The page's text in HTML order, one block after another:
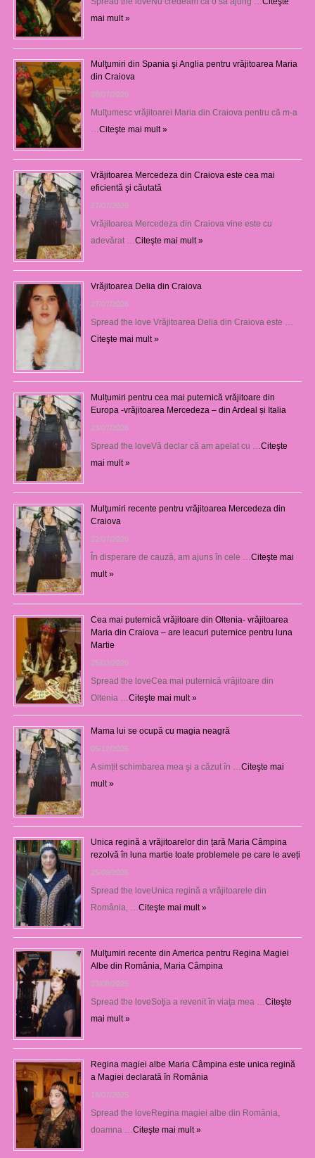
mai mult »
Mulţumiri din Spania şi Anglia pentru vrăjitoarea Maria
din Craiova
28/07/2026
Mulţumesc vrăjitoarei Maria din Craiova pentru că m-a
…Citeşte mai mult »
Vrăjitoarea Mercedeza din Craiova este cea mai
eficientă şi căutată
27/07/2026
Vrăjitoarea Mercedeza din Craiova vine este cu
adevărat …Citeşte mai mult »
Vrăjitoarea Delia din Craiova
27/07/2026
Spread the love Vrăjitoarea Delia din Craiova este …
Citeşte mai mult »
Mulțumiri pentru cea mai puternică vrăjitoare din
Europa -vrăjitoarea Mercedeza – din Ardeal și Italia
23/07/2026
Spread the loveVă declar că am apelat cu …Citeşte
mai mult »
Mulţumiri recente pentru vrăjitoarea Mercedeza din
Craiova
22/07/2026
În disperare de cauză, am ajuns în cele …Citeşte mai
mult »
Cea mai puternică vrăjitoare din Oltenia- vrăjitoarea
Maria din Craiova – are leacuri puternice pentru luna
Martie
25/03/2026
Spread the loveCea mai puternică vrăjitoare din
Oltenia …Citeşte mai mult »
Mama lui se ocupă cu magia neagră
05/12/2025
A simțit schimbarea mea şi a căzut în …Citeşte mai
mult »
Unica regină a vrăjitoarelor din țară Maria Câmpina
rezolvă în luna martie toate problemele pe care le aveți
25/09/2025
Spread the loveUnica regină a vrăjitoarele din
România, …Citeşte mai mult »
Mulţumiri recente din America pentru Regina Magiei
Albe din România, Maria Câmpina
23/08/2025
Spread the loveSoţia a revenit în viaţa mea …Citeşte
mai mult »
Regina magiei albe Maria Câmpina este unica regină
a Magiei declarată în România
16/07/2025
Spread the loveRegina magiei albe din România,
doamna …Citeşte mai mult »